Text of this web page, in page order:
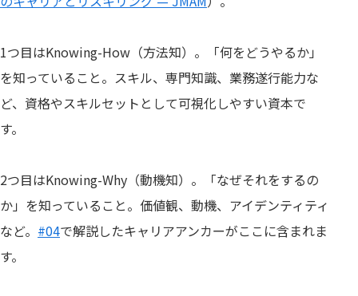
1つ目はKnowing-How（方法知）。「何をどうやるか」
を知っていること。スキル、専門知識、業務遂行能力な
ど、資格やスキルセットとして可視化しやすい資本で
す。
2つ目はKnowing-Why（動機知）。「なぜそれをするの
か」を知っていること。価値観、動機、アイデンティティ
など。 #04で解説したキャリアアンカーがここに含まれま
す。